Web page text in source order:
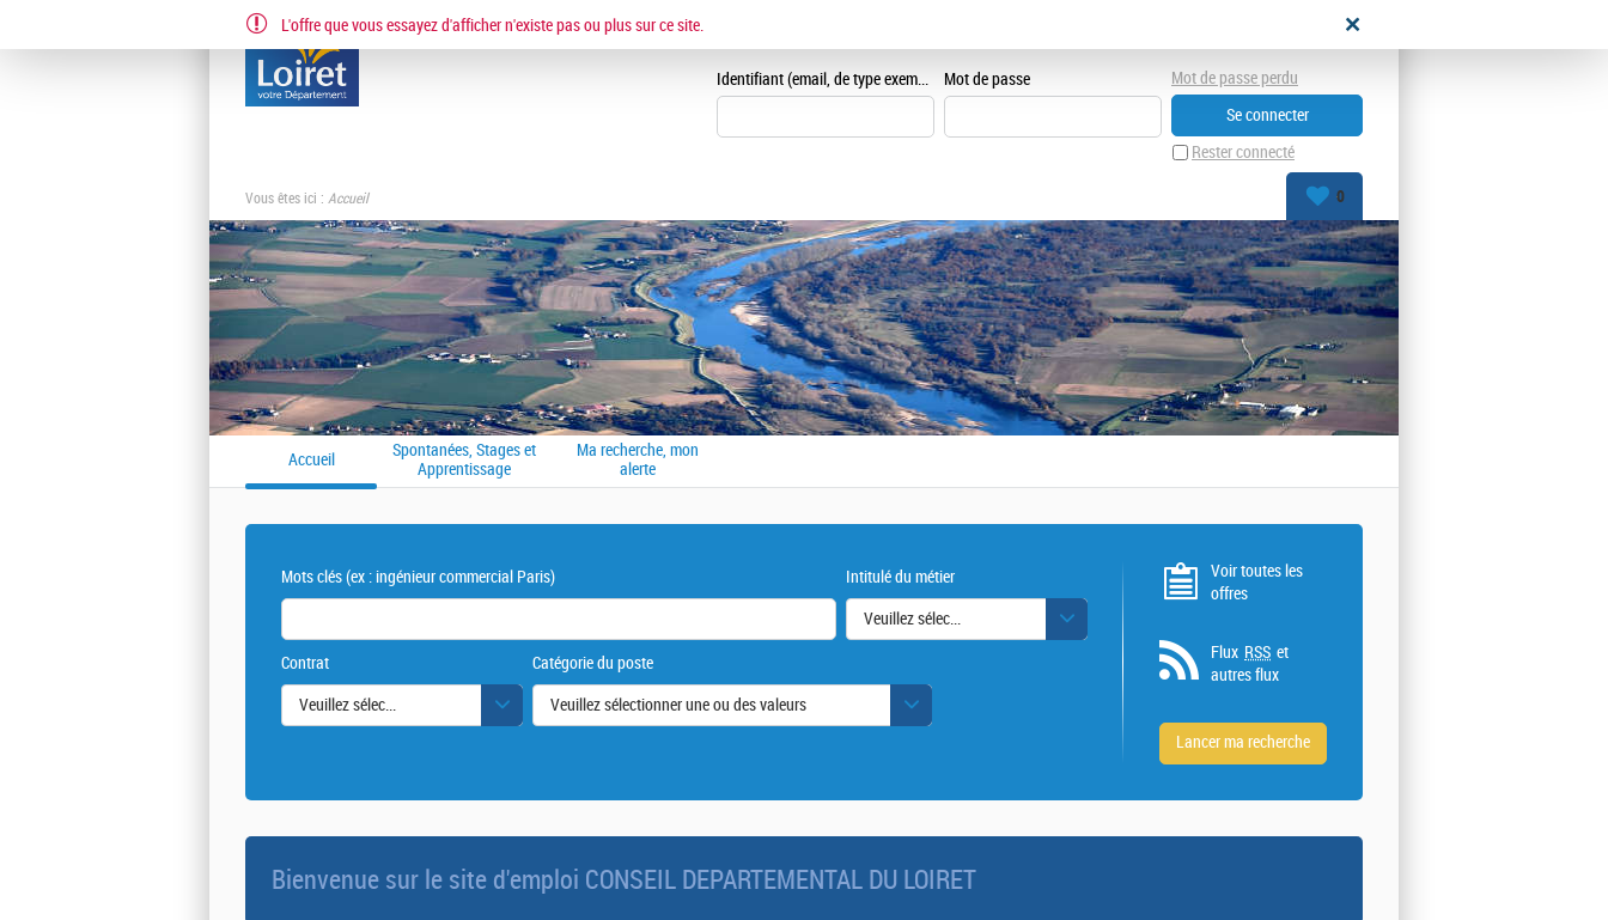
Identifiant (email, de type exemple@exemple.fr) Mot de passe
Rester connecté
Mot de passe perdu
Vous êtes ici : Accueil 0
Accueil
Spontanées, Stages et
Apprentissage
Ma recherche, mon
alerte
Mots clés(ex : ingénieur commercial Paris) Intitulé du métier
Veuillez sélectionner une ou des valeurs
Contrat
Veuillez sélectionner une ou des valeurs
Catégorie du poste
Veuillez sélectionner une ou des valeurs
Voir toutes les
offres
Flux RSS et
autres flux
L'offre que vous essayez d'afficher n'existe pas ou plus sur ce site.
Bienvenue sur le site d'emploi CONSEIL DEPARTEMENTAL DU LOIRET